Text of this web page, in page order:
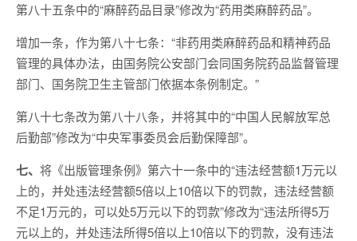
第八十五条中的“麻醉药品目录”修改为“药用类麻醉药品”。
增加一条，作为第八十七条：“非药用类麻醉药品和精神药品
管理的具体办法，由国务院公安部门会同国务院药品监督管理
部门、国务院卫生主管部门依据本条例制定。”
第八十七条改为第八十八条，并将其中的“中国人民解放军总
后勤部”修改为“中央军事委员会后勤保障部”。
七、 将《出版管理条例》第六十一条中的“违法经营额1万元以
上的，并处违法经营额5倍以上10倍以下的罚款，违法经营额
不足1万元的，可以处5万元以下的罚款”修改为“违法所得5万
元以上的，并处违法所得5倍以上10倍以下的罚款，没有违法